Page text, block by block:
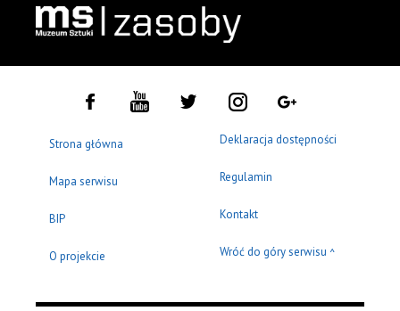
Strona główna
Mapa serwisu
BIP
O projekcie
Deklaracja dostępności
Regulamin
Kontakt
Wróć do góry serwisu ^